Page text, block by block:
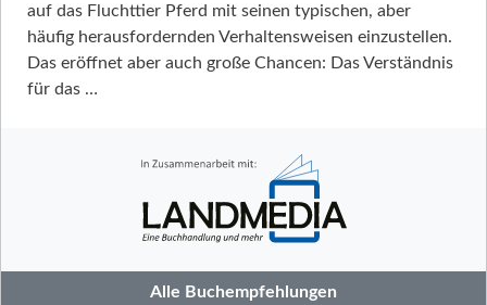
auf das Fluchttier Pferd mit seinen typischen, aber
häufig herausfordernden Verhaltensweisen einzustellen.
Das eröffnet aber auch große Chancen: Das Verständnis
für das …
Alle Buchempfehlungen